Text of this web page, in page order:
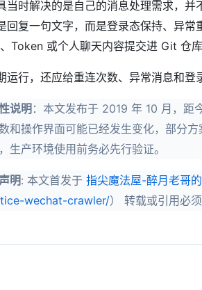
当时解决的是自己的消息处理需求，
回复一句文字，而是登录态保持、异
Token 或个人聊天内容提交进 Git 仓
运行，还应给重连次数、异常消息和登
说明 ：本文发布于 2019 年 10 月，距
和操作界面可能已经发生变化，部分
生产环境使用前务必先行验证。
明: 本文首发于 指尖魔法屋-醉月老哥
wechat-crawler/） 转载或引用必